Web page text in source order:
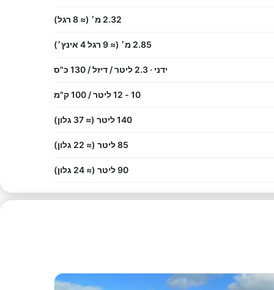
2.32 מ׳ (≈ 8 רגל)
2.85 מ׳ (≈ 9 רגל 4 אינץ׳)
ידני · 2.3 ליטר / דיזל / 130 כ"ס
10 - 12 ליטר / 100 ק"מ
140 ליטר (≈ 37 גלון)
85 ליטר (≈ 22 גלון)
90 ליטר (≈ 24 גלון)